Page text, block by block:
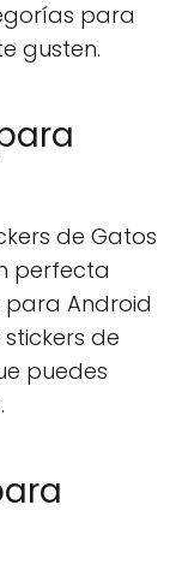
para
gusten.
de Gatos
perfecta
Android
de
puedes